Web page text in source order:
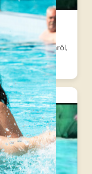
09
elszökik otthonról,